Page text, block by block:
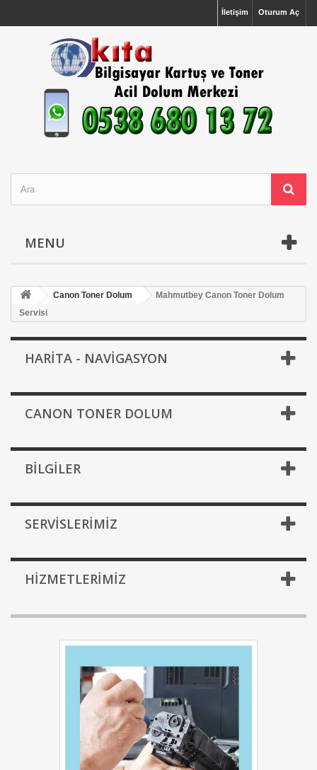
Oturum Aç
İletişim
MENU
Canon Toner Dolum
Mahmutbey Canon Toner Dolum
Servisi
HARİTA - NAVİGASYON
CANON TONER DOLUM
BILGILER
SERVISLERIMIZ
HIZMETLERIMIZ